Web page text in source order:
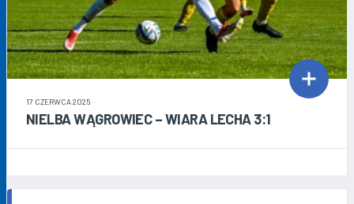
17 CZERWCA 2025
NIELBA WĄGROWIEC – WIARA LECHA 3:1